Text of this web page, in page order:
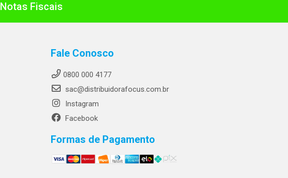
Notas Fiscais
Fale Conosco
0800 000 4177
sac@distribuidorafocus.com.br
Instagram
Facebook
Formas de Pagamento